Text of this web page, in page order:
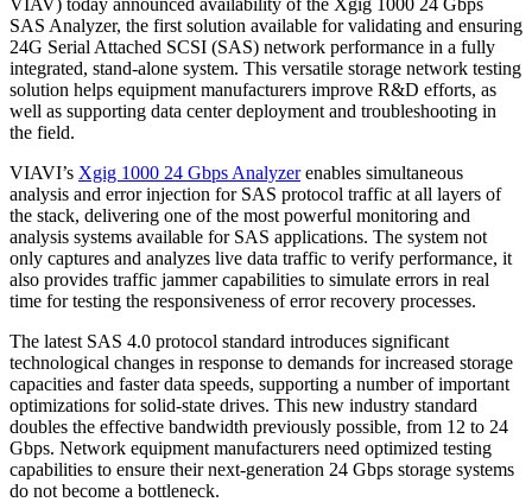
VIAV) today announced availability of the Xgig 1000 24 Gbps
SAS Analyzer, the first solution available for validating and ensuring
24G Serial Attached SCSI (SAS) network performance in a fully
integrated, stand-alone system. This versatile storage network testing
solution helps equipment manufacturers improve R&D efforts, as
well as supporting data center deployment and troubleshooting in
the field.
VIAVI’s Xgig 1000 24 Gbps Analyzerenables simultaneous
analysis and error injection for SAS protocol traffic at all layers of
the stack, delivering one of the most powerful monitoring and
analysis systems available for SAS applications. The system not
only captures and analyzes live data traffic to verify performance, it
also provides traffic jammer capabilities to simulate errors in real
time for testing the responsiveness of error recovery processes.
The latest SAS 4.0 protocol standard introduces significant
technological changes in response to demands for increased storage
capacities and faster data speeds, supporting a number of important
optimizations for solid-state drives. This new industry standard
doubles the effective bandwidth previously possible, from 12 to 24
Gbps. Network equipment manufacturers need optimized testing
capabilities to ensure their next-generation 24 Gbps storage systems
do not become a bottleneck.